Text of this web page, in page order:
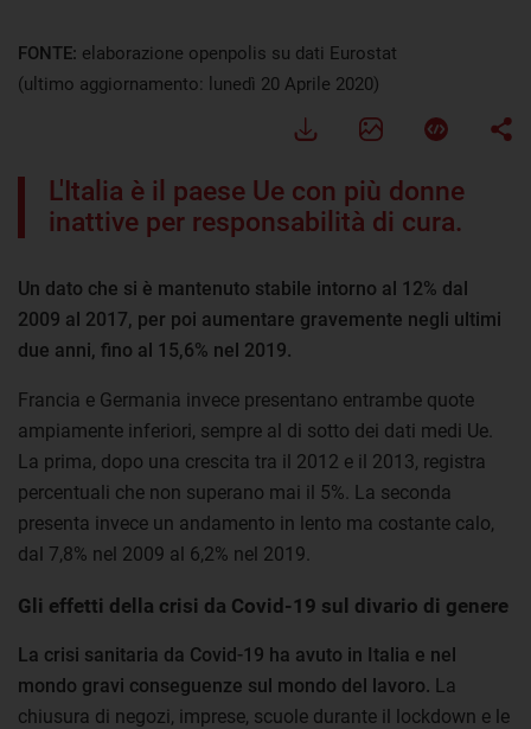
FONTE: elaborazione openpolis su dati Eurostat
(ultimo aggiornamento: lunedì 20 Aprile 2020)
L'Italia è il paese Ue con più donne
inattive per responsabilità di cura.
Un dato che si è mantenuto stabile intorno al 12% dal
2009 al 2017, per poi aumentare gravemente negli ultimi
due anni, fino al 15,6% nel 2019.
Francia e Germania invece presentano entrambe quote
ampiamente inferiori, sempre al di sotto dei dati medi Ue.
La prima, dopo una crescita tra il 2012 e il 2013, registra
percentuali che non superano mai il 5%. La seconda
presenta invece un andamento in lento ma costante calo,
dal 7,8% nel 2009 al 6,2% nel 2019.
Gli effetti della crisi da Covid-19 sul divario di genere
La crisi sanitaria da Covid-19 ha avuto in Italia e nel
mondo gravi conseguenze sul mondo del lavoro. La
chiusura di negozi, imprese, scuole durante il lockdown e le